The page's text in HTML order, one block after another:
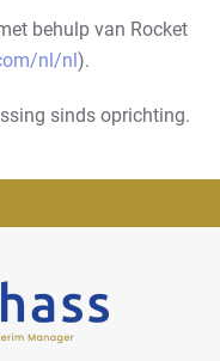
behulp van Rocket
nl/nl).
sinds oprichting.